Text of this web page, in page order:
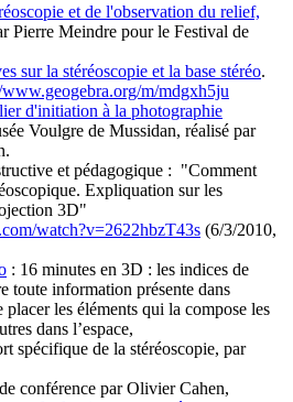
et de l'observation du relief,
Pierre Meindre pour le Festival de
sur la stéréoscopie et la base stéréo.
m/mdgxh5ju
d'initiation à la photographie
Voulgre de Mussidan, réalisé par
et pédagogique : "Comment
Expliquation sur les
3D"
watch?v=2622hbzT43s (6/3/2010,
: 16 minutes en 3D : les indices de
toute information présente dans
placer les éléments qui la compose les
dans l’espace,
spécifique de la stéréoscopie, par
conférence par Olivier Cahen,